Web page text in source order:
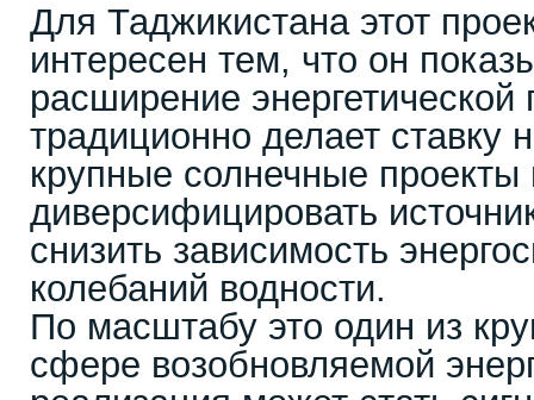
Для Таджикистана этот
интересен тем, что он
расширение энергетической
традиционно делает ставку
крупные солнечные проекты
диверсифицировать
снизить зависимость
колебаний водности.
По масштабу это один из
сфере возобновляемой